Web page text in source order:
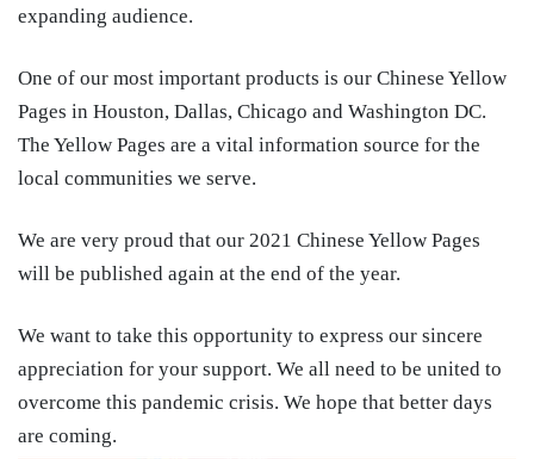
expanding audience.
One of our most important products is our Chinese Yellow
Pages in Houston, Dallas, Chicago and Washington DC.
The Yellow Pages are a vital information source for the
local communities we serve.
We are very proud that our 2021 Chinese Yellow Pages
will be published again at the end of the year.
We want to take this opportunity to express our sincere
appreciation for your support. We all need to be united to
overcome this pandemic crisis. We hope that better days
are coming.